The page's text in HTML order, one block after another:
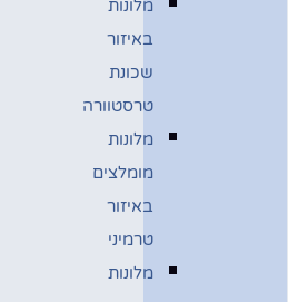
מלונות
באיזור
שכונת
טרסטוורה
מלונות
מומלצים
באיזור
טרמיני
מלונות